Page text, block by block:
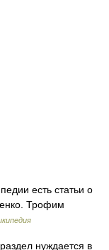
есть статьи о
Трофим
нуждается в